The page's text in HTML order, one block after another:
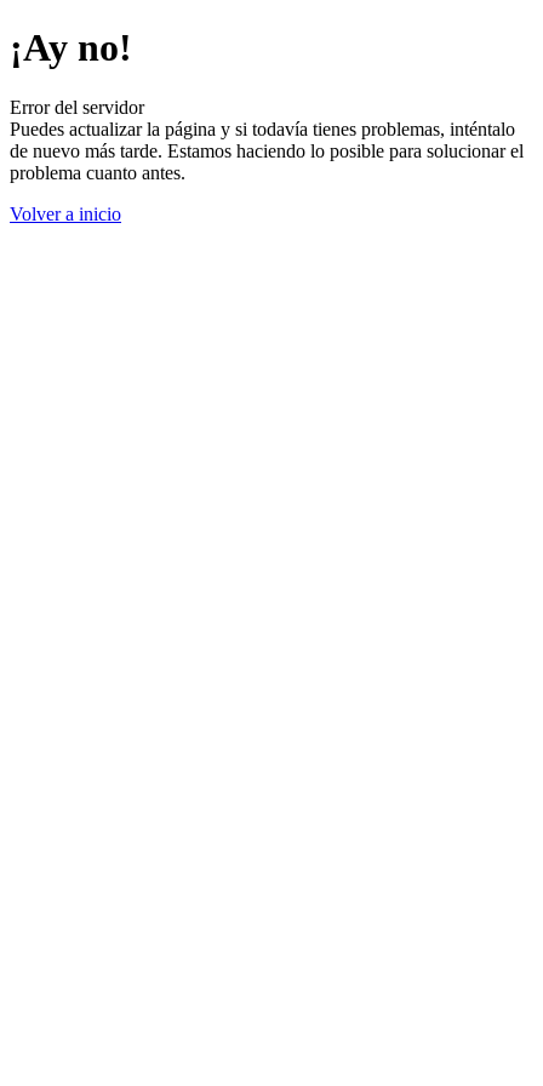
¡Ay no!
Error del servidor
Puedes actualizar la página y si todavía tienes problemas, inténtalo
de nuevo más tarde. Estamos haciendo lo posible para solucionar el
problema cuanto antes.
Volver a inicio